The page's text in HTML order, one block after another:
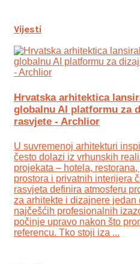
Vijesti
Hrvatska arhitektica
globalnu AI platformu za
rasvjete - Archlior
U suvremenoj arhitekturi
često dolazi iz vrhunskih
projekata – hotela,
prostora i privatnih interijera
rasvjeta definira atmosferu
za arhitekte i dizajnere jedan
najčešćih profesionalnih
počinje upravo nakon što
referencu. Tko stoji iza ...